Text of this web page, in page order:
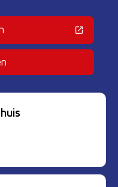
gaat naar een externe